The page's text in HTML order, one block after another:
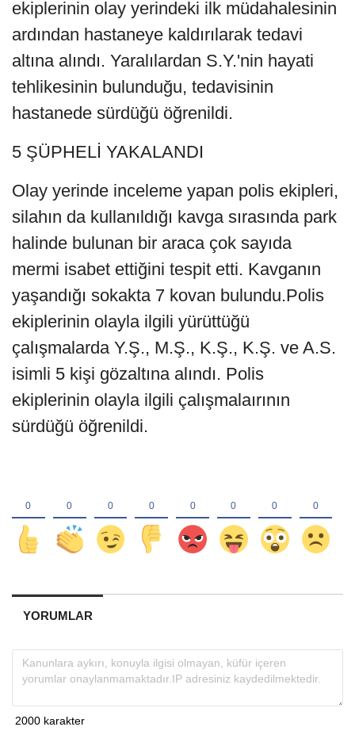
ekiplerinin olay yerindeki ilk müdahalesinin
ardından hastaneye kaldırılarak tedavi
altına alındı. Yaralılardan S.Y.'nin hayati
tehlikesinin bulunduğu, tedavisinin
hastanede sürdüğü öğrenildi.
5 ŞÜPHELİ YAKALANDI
Olay yerinde inceleme yapan polis ekipleri,
silahın da kullanıldığı kavga sırasında park
halinde bulunan bir araca çok sayıda
mermi isabet ettiğini tespit etti. Kavganın
yaşandığı sokakta 7 kovan bulundu.Polis
ekiplerinin olayla ilgili yürüttüğü
çalışmalarda Y.Ş., M.Ş., K.Ş., K.Ş. ve A.S.
isimli 5 kişi gözaltına alındı. Polis
ekiplerinin olayla ilgili çalışmalaırının
sürdüğü öğrenildi.
YORUMLAR